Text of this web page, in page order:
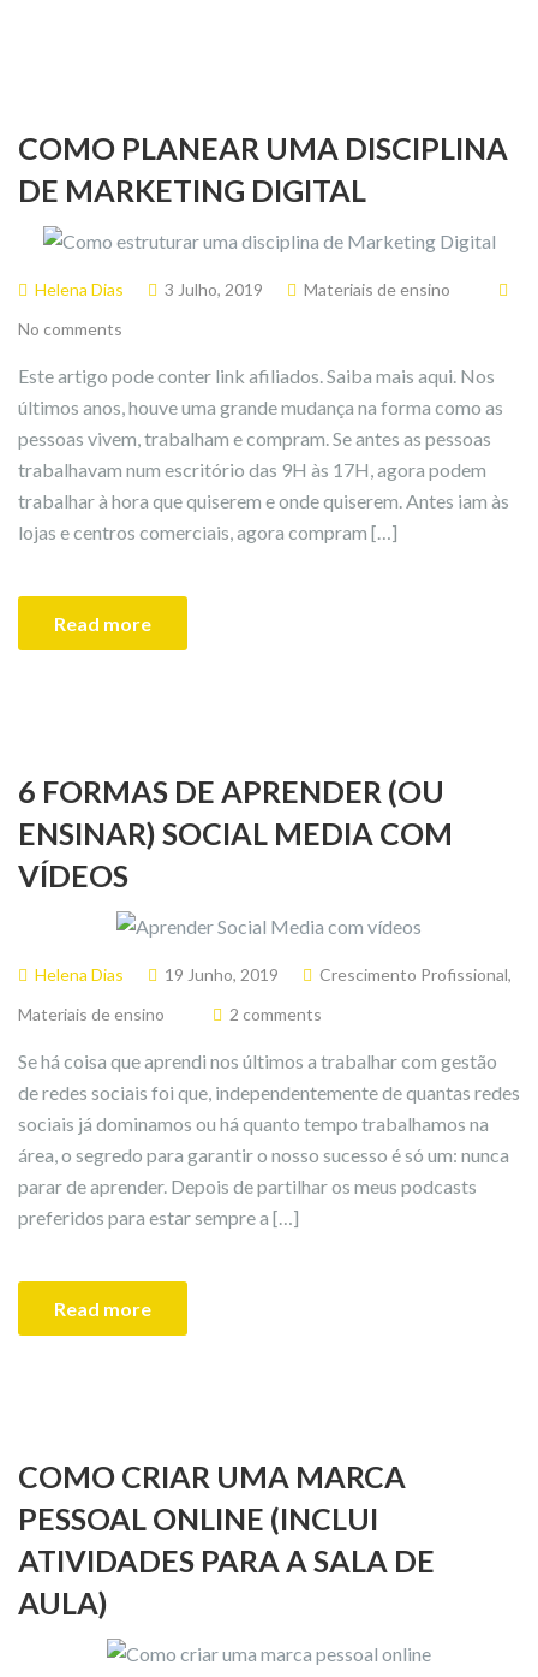
COMO PLANEAR UMA DISCIPLINA
DE MARKETING DIGITAL
Helena Dias 3 Julho, 2019
Materiais de ensino
No comments
Este artigo pode conter link afiliados. Saiba mais aqui. Nos
últimos anos, houve uma grande mudança na forma como as
pessoas vivem, trabalham e compram. Se antes as pessoas
trabalhavam num escritório das 9H às 17H, agora podem
trabalhar à hora que quiserem e onde quiserem. Antes iam às
lojas e centros comerciais, agora compram […]
Read more
6 FORMAS DE APRENDER (OU
ENSINAR) SOCIAL MEDIA COM
VÍDEOS
Helena Dias 19 Junho, 2019 Crescimento Profissional,
Materiais de ensino
2 comments
Se há coisa que aprendi nos últimos a trabalhar com gestão
de redes sociais foi que, independentemente de quantas redes
sociais já dominamos ou há quanto tempo trabalhamos na
área, o segredo para garantir o nosso sucesso é só um: nunca
parar de aprender. Depois de partilhar os meus podcasts
preferidos para estar sempre a […]
Read more
COMO CRIAR UMA MARCA
PESSOAL ONLINE (INCLUI
ATIVIDADES PARA A SALA DE
AULA)